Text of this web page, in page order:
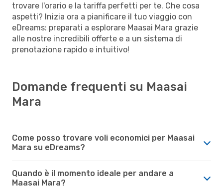
trovare l'orario e la tariffa perfetti per te. Che cosa
aspetti? Inizia ora a pianificare il tuo viaggio con
eDreams: preparati a esplorare Maasai Mara grazie
alle nostre incredibili offerte e a un sistema di
prenotazione rapido e intuitivo!
Domande frequenti su Maasai
Mara
Come posso trovare voli economici per Maasai
Mara su eDreams?
Quando è il momento ideale per andare a
Maasai Mara?